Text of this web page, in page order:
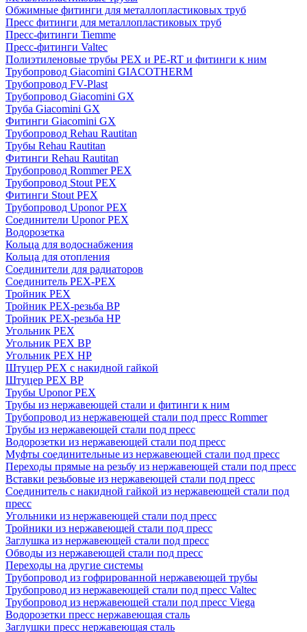
Обжимные фитинги для металлопластиковых труб
Пресс фитинги для металлопластиковых труб
Пресс-фитинги Tiemme
Пресс-фитинги Valtec
Полиэтиленовые трубы PEX и PE-RT и фитинги к ним
Трубопровод Giacomini GIACOTHERM
Трубопровод FV-Plast
Трубопровод Giacomini GX
Труба Giacomini GX
Фитинги Giacomini GX
Трубопровод Rehau Rautitan
Трубы Rehau Rautitan
Фитинги Rehau Rautitan
Трубопровод Rommer PEX
Трубопровод Stout PEX
Фитинги Stout PEX
Трубопровод Uponor PEX
Соединители Uponor PEX
Водорозетка
Кольца для водоснабжения
Кольца для отопления
Соединители для радиаторов
Соединитель PEX-PEX
Тройник PEX
Тройник PEX-резьба ВР
Тройник PEX-резьба НР
Угольник PEX
Угольник PEX ВР
Угольник PEX НР
Штуцер PEX c накидной гайкой
Штуцер PEX ВР
Трубы Uponor PEX
Трубы из нержавеющей стали и фитинги к ним
Трубопровод из нержавеющей стали под пресс Rommer
Трубы из нержавеющей стали под пресс
Водорозетки из нержавеющей стали под пресс
Муфты соединительные из нержавеющей стали под пресс
Переходы прямые на резьбу из нержавеющей стали под пресс
Вставки резьбовые из нержавеющей стали под пресс
Соединитель с накидной гайкой из нержавеющей стали под
пресс
Угольники из нержавеющей стали под пресс
Тройники из нержавеющей стали под пресс
Заглушка из нержавеющей стали под пресс
Обводы из нержавеющей стали под пресс
Переходы на другие системы
Трубопровод из гофрированной нержавеющей трубы
Трубопровод из нержавеющей стали под пресс Valtec
Трубопровод из нержавеющей стали под пресс Viega
Водорозетки пресс нержавеющая сталь
Заглушки пресс нержавеющая сталь